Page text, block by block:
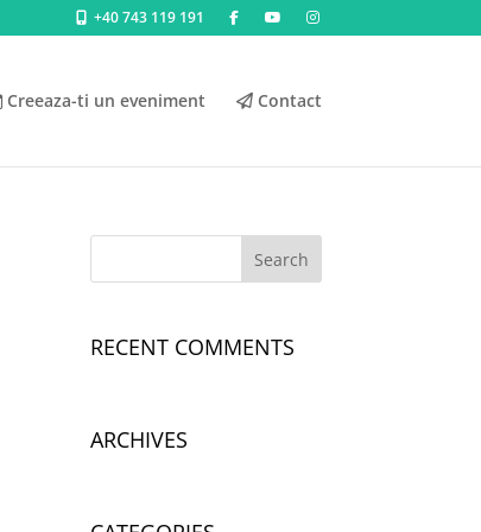
+40 743 119 191
Creeaza-ti un eveniment Contact
RECENT COMMENTS
ARCHIVES